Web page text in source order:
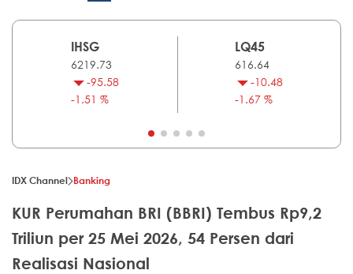
IHSG
6219.73
-95.58
-1.51 %
LQ45
616.64
-10.48
-1.67 %
IDX Channel Banking
KUR Perumahan BRI (BBRI) Tembus Rp9,2
Triliun per 25 Mei 2026, 54 Persen dari
Realisasi Nasional